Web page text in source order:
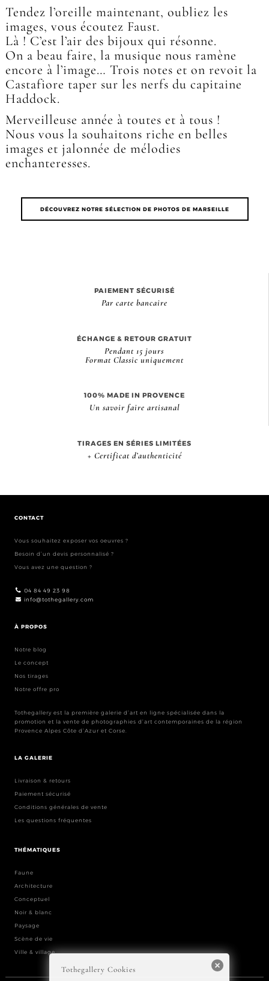
Tendez l’oreille maintenant, oubliez les
images, vous écoutez Faust.
Là ! C’est l’air des bijoux qui résonne.
On a beau faire, la musique nous ramène
encore à l’image… Trois notes et on revoit la
Castafiore taper sur les nerfs du capitaine
Haddock.
Merveilleuse année à toutes et à tous !
Nous vous la souhaitons riche en belles
images et jalonnée de mélodies
enchanteresses.
DÉCOUVREZ NOTRE SÉLECTION DE PHOTOS DE MARSEILLE
PAIEMENT SÉCURISÉ
Par carte bancaire
ÉCHANGE & RETOUR GRATUIT
Pendant 15 jours
Format Classic uniquement
100% MADE IN PROVENCE
Un savoir faire artisanal
TIRAGES EN SÉRIES LIMITÉES
+ Certificat d’authenticité
CONTACT
Vous souhaitez exposer vos oeuvres ?
Besoin d’un devis personnalisé ?
Vous avez une question ?
04 84 49 23 98
info@tothegallery.com
À PROPOS
Notre blog
Le concept
Nos tirages
Notre offre pro
Tothegallery est la première galerie d’art en ligne spécialisée dans la
promotion et la vente de photographies d’art contemporaines de la région
Provence Alpes Côte d’Azur et Corse.
LA GALERIE
Livraison & retours
Paiement sécurisé
Conditions générales de vente
Les questions fréquentes
THÉMATIQUES
Faune
Architecture
Conceptuel
Noir & blanc
Paysage
Scène de vie
Ville & village
Tothegallery Cookies